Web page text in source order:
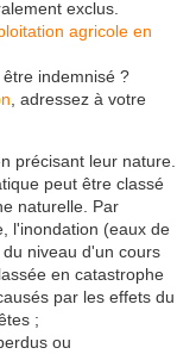
exclus.
agricole en
indemnisé ?
, adressez à votre
précisant leur nature.
peut être classé
naturelle. Par
l'inondation (eaux de
niveau d'un cours
en catastrophe
par les effets du
;
ou